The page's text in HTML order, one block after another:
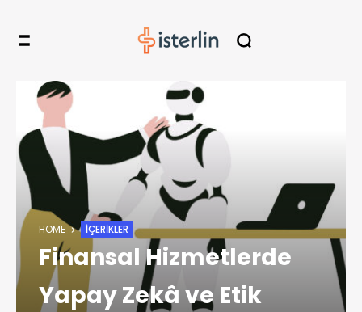
HOME İÇERIKLER
Finansal Hizmetlerde
Yapay Zekâ ve Etik